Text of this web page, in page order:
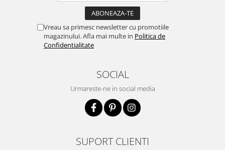
Vreau sa primesc newsletter cu promotiile
magazinului. Afla mai multe in Politica de
Confidentialitate
SOCIAL
Urmareste-ne in social media
SUPORT CLIENTI